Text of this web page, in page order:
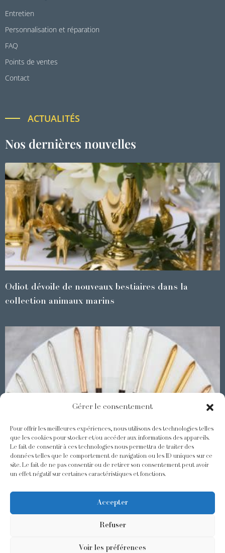
Gérer le consentement
Pour offrir les meilleures expériences, nous utilisons des technologies telles
que les cookies pour stocker et/ou accéder aux informations des appareils.
Le fait de consentir à ces technologies nous permettra de traiter des
données telles que le comportement de navigation ou les ID uniques sur ce
site. Le fait de ne pas consentir ou de retirer son consentement peut avoir
un effet négatif sur certaines caractéristiques et fonctions.
Accepter
Refuser
Voir les préférences
Entretien
Personnalisation et réparation
FAQ
Points de ventes
Contact
ACTUALITÉS
Nos dernières nouvelles
Odiot dévoile de nouveaux bestiaires dans la
collection animaux marins
Les Baguettes Asiatiques Odiot
@odiot.paris @Odiot